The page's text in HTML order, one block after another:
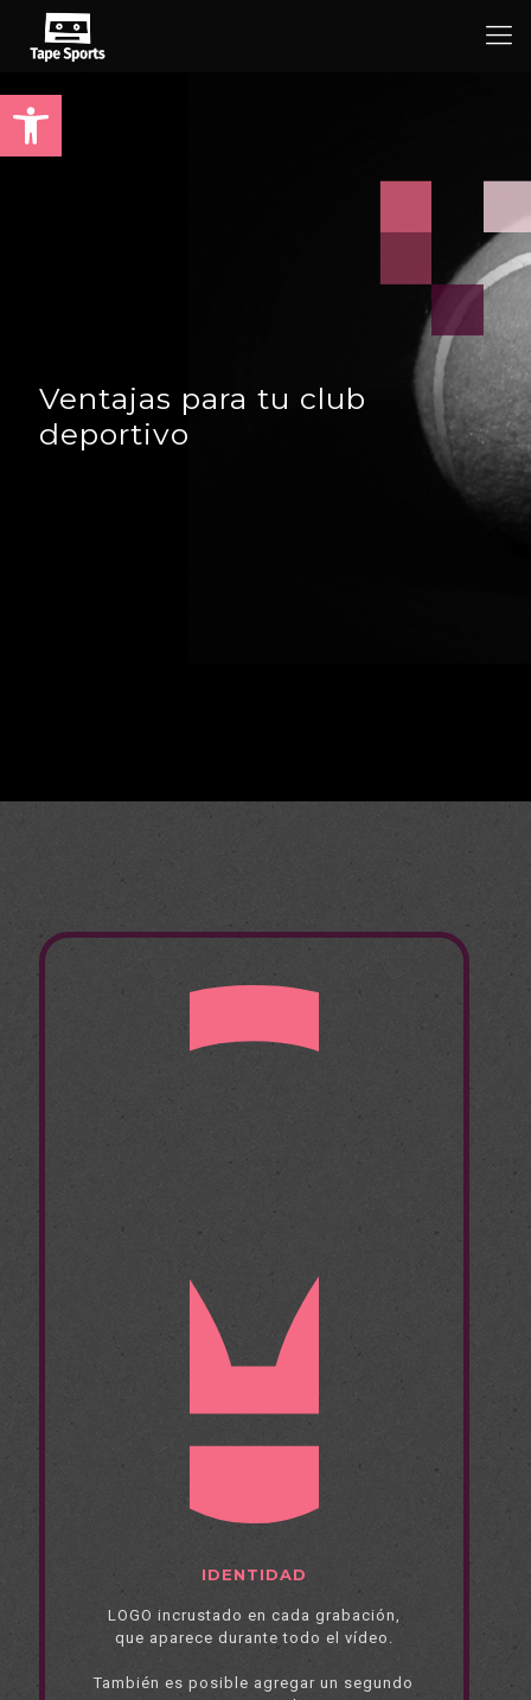
Abrir barra de herramientas
Ventajas para tu club
deportivo
IDENTIDAD
LOGO incrustado en cada grabación,
que aparece durante todo el vídeo.
También es posible agregar un segundo